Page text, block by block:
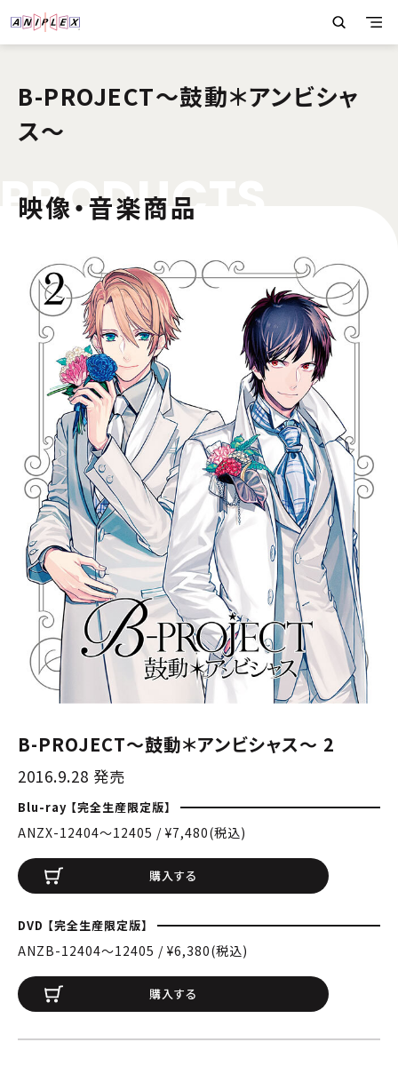
B-PROJECT～鼓動＊アンビシャ
ス～
PRODUC
映像・音楽商品
B-PROJECT～鼓動＊アンビシャス～ 2
2016.9.28 発売
Blu-ray 【完全生産限定版】
ANZX-12404〜12405 / ¥7,480(税込)
購入する
DVD 【完全生産限定版】
ANZB-12404〜12405 / ¥6,380(税込)
購入する